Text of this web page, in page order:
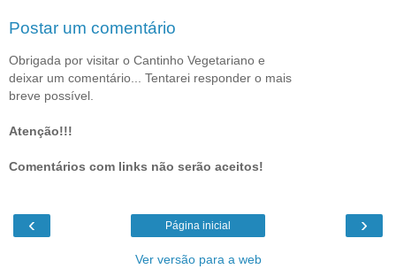
Postar um comentário
Obrigada por visitar o Cantinho Vegetariano e
deixar um comentário... Tentarei responder o mais
breve possível.
Atenção!!!
Comentários com links não serão aceitos!
‹ ›
Página inicial
Ver versão para a web